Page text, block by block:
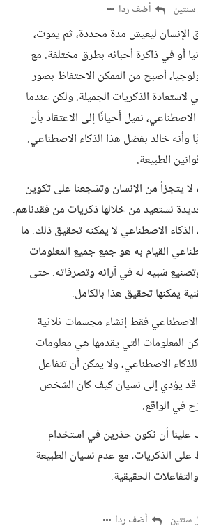
سنتين أضف ردا
الإنسان ليعيش مدة محددة، ثم يموت،
أو في ذاكرة أحبائه بطرق مختلفة. مع
أصبح من الممكن الاحتفاظ بصور
لاستعادة الذكريات الجميلة. ولكن عندما
الاصطناعي، نميل أحيانًا إلى الاعتقاد بأن
خالد بفضل هذا الذكاء الاصطناعي.
الطبيعة.
يتجزأ من الإنسان وتشجعنا على تكوين
نستعيد من خلالها ذكريات من فقدناهم.
الذكاء الاصطناعي لا يمكنه تحقيق ذلك. ما
القيام به هو جمع جميع المعلومات
شبيه له في آرائه وتصرفاته. حتى
يمكنها تحقيق هذا بالكامل.
الاصطناعي فقط إنشاء مجسمات ثلاثية
المعلومات التي يقدمها هي معلومات
الاصطناعي، ولا يمكن أن تتفاعل
قد يؤدي إلى نسيان كيف كان الشخص
في الواقع.
أن نكون حذرين في استخدام
على الذكريات، مع عدم نسيان الطبيعة
الحقيقية.
سنتين أضف ردا